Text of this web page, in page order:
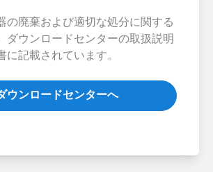
の廃棄および適切な処分に関する
ダウンロードセンターの取扱説明
に記載されています。
ウンロードセンターへ